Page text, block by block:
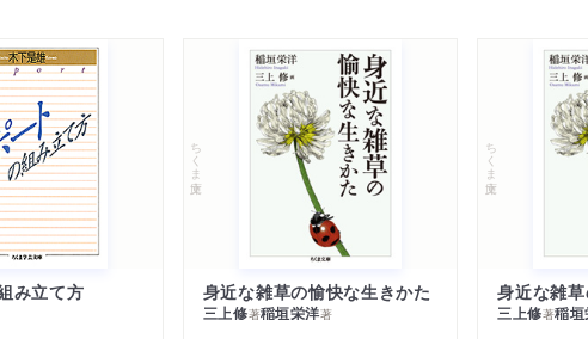
み立て方
ちくま文庫
身近な雑草の愉快な生きかた
三上修著稲垣栄洋著
ちくま文庫
身近な雑
三上修著稲